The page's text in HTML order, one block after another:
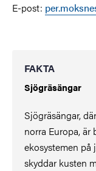
E-post:
FAKTA
Sjögräsängar
Sjögräsängar,
norra Europa,
ekosystemen på
skyddar kusten